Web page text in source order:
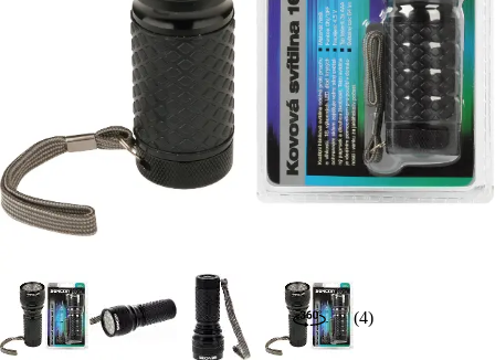
(4)